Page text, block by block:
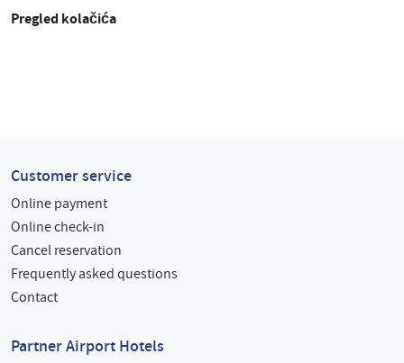
Pregled kolačića
Customer service
Online payment
Online check-in
Cancel reservation
Frequently asked questions
Contact
Partner Airport Hotels